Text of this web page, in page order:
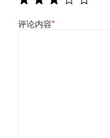
评论内容*